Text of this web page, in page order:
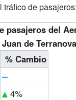
tráfico de pasajeros:
pasajeros del
Juan de Terranova
% Cambio
4%